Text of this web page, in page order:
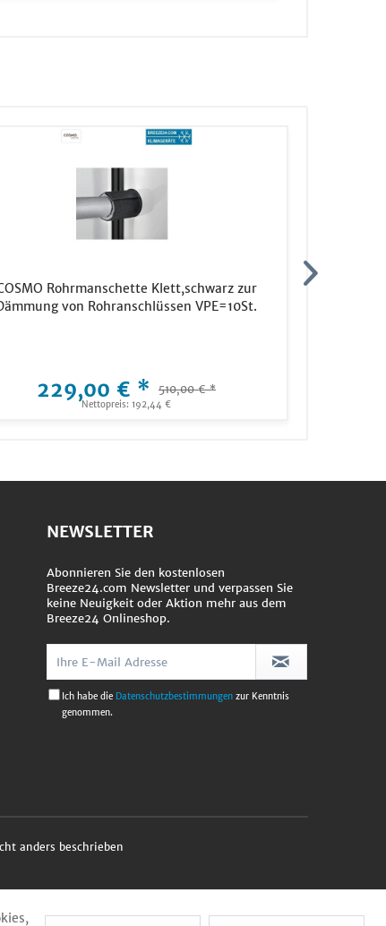
Rohrmanschette Klett,schwarz zur
von Rohranschlüssen VPE=10St.
229,00 € * 510,00 € *
Nettopreis: 192,44 €
NEWSLETTER
Abonnieren Sie den kostenlosen
Breeze24.com Newsletter und verpassen Sie
keine Neuigkeit oder Aktion mehr aus dem
Breeze24 Onlineshop.
Ich habe die Datenschutzbestimmungen zur Kenntnis
genommen.
anders beschrieben